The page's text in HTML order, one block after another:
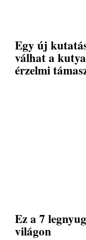
Egy új
válhat a
érzelmi
Ez a 7
világon